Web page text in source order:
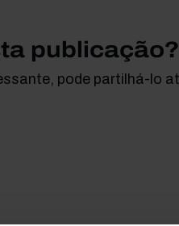
publicação?
pode partilhá-lo